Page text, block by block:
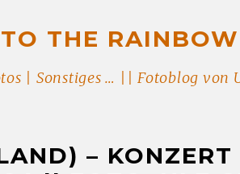
THE RAINBOW
| Sonstiges … || Fotoblog von
–